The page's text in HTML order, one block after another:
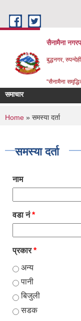
सैनामैना
बुद्धनगर,
“सैनामैना
समाचार
You are
Home » समस्या दर्ता
समस्या दर्ता
नाम
वडा नं*
प्रकार*
अन्य
पानी
बिजुली
सडक